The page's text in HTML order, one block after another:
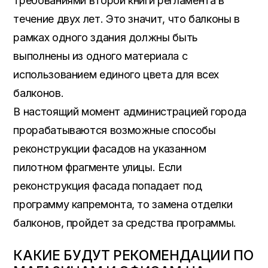
течение двух лет. Это значит, что балконы в
рамках одного здания должны быть
выполнены из одного материала с
использованием единого цвета для всех
балконов.
В настоящий момент администрацией города
прорабатываются возможные способы
реконструкции фасадов на указанном
пилотном фрагменте улицы. Если
реконструкция фасада попадает под
программу капремонта, то замена отделки
балконов, пройдет за средства программы.
КАКИЕ БУДУТ РЕКОМЕНДАЦИИ ПО